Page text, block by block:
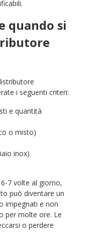
quando si
i seguenti criteri:
e quantità
o misto)
inox)
7 volte al giorno,
può diventare un
impegnati e non
per molte ore. Le
o perdere